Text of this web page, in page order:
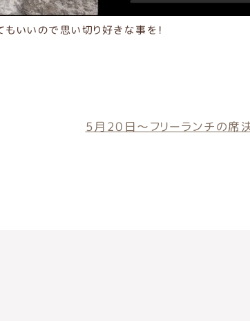
もいいので思い切り好きな事を！
5月20日～フリーランチの席